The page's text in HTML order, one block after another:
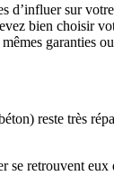
d’influer sur
bien choisir
garanties
reste très
retrouvent eux